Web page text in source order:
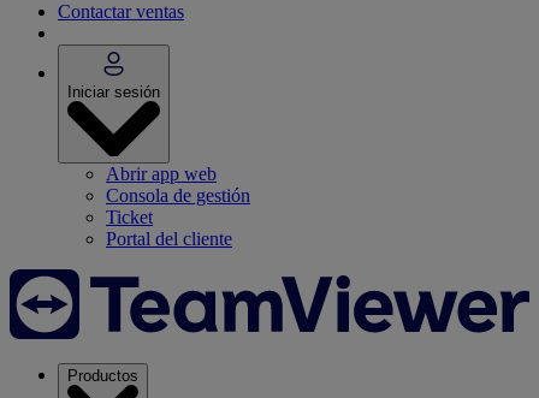
Contactar ventas
Iniciar sesión
Abrir app web
Consola de gestión
Ticket
Portal del cliente
Productos